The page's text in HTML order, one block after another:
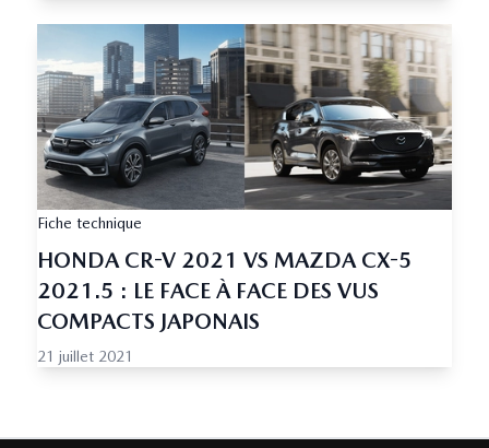
Fiche technique
HONDA CR-V 2021 VS MAZDA CX-5
2021.5 : LE FACE À FACE DES VUS
COMPACTS JAPONAIS
21 juillet 2021